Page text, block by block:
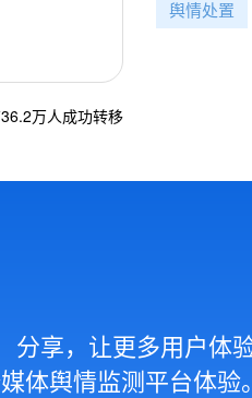
万人成功转移
舆情处置
分享，让更多用户体
体舆情监测平台体验。